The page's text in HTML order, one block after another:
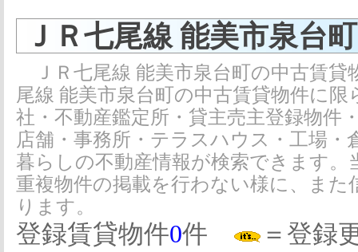
ＪＲ七尾線 能美市泉台
ＪＲ七尾線 能美市泉台町の中古賃
尾線 能美市泉台町の中古賃貸物件に
社・不動産鑑定所・貸主売主登録物件
店舗・事務所・テラスハウス・工場
暮らしの不動産情報が検索できます
重複物件の掲載を行わない様に、ま
ります。
登録賃貸物件0件
＝登録